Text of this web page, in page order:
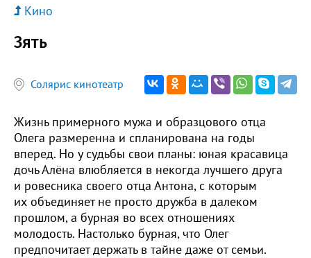
Кино
Зять
Солярис кинотеатр
Жизнь примерного мужа и образцового отца
Олега размеренна и спланирована на годы
вперед. Но у судьбы свои планы: юная красавица
дочь Алёна влюбляется в некогда лучшего друга
и ровесника своего отца Антона, с которым
их объединяет не просто дружба в далеком
прошлом, а бурная во всех отношениях
молодость. Настолько бурная, что Олег
предпочитает держать в тайне даже от семьи.